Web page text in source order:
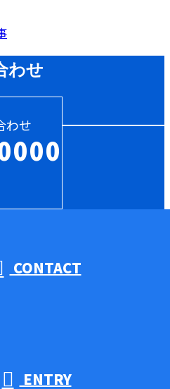
わせ
わせ
CONTACT
ENTRY